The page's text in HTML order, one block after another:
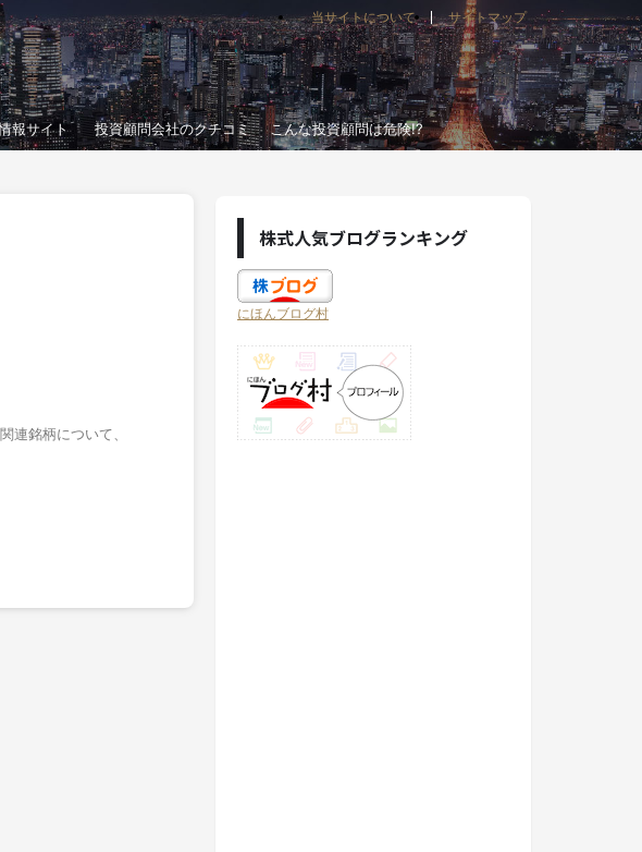
当サイトについて サイトマップ
報サイト 投資顧問会社のクチコミ こんな投資顧問は危険!?
連銘柄について、
株式人気ブログランキング
にほんブログ村